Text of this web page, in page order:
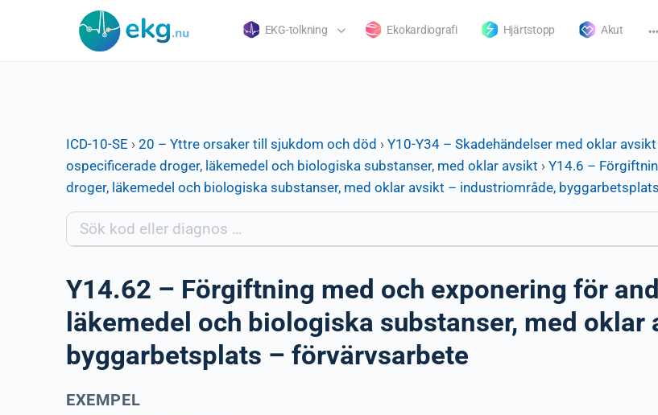
EKG-tolkning Ekokardiografi Hjärtstopp Akut
ICD-10-SE › 20 – Yttre orsaker till sjukdom och död › Y10-Y34 – Skadehändelser med oklar avsikt
ospecificerade droger, läkemedel och biologiska substanser, med oklar avsikt › Y14.6 –
droger, läkemedel och biologiska substanser, med oklar avsikt – industriområde, byggarbetsplats
Y14.62 – Förgiftning med och exponering för
läkemedel och biologiska substanser, med
byggarbetsplats – förvärvsarbete
EXEMPEL